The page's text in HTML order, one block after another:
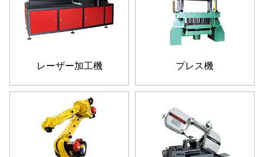
レーザー加工機 プレス機